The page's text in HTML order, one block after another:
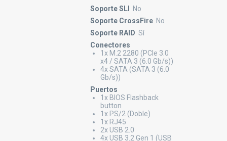
Soporte SLI
No
Soporte CrossFire No
Soporte RAID Sí
Conectores
1x M.2 2280 (PCIe 3.0
x4 / SATA 3 (6.0 Gb/s))
4x SATA (SATA 3 (6.0
Gb/s))
Puertos
1x BIOS Flashback
button
1x PS/2 (Doble)
1x RJ45
2x USB 2.0
4x USB 3.2 Gen 1 (USB